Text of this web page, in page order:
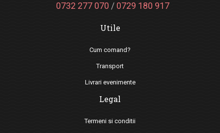
0732 277 070 / 0729 180 917
Utile
Cum comand?
Transport
Livrari evenimente
Legal
Termeni si conditii